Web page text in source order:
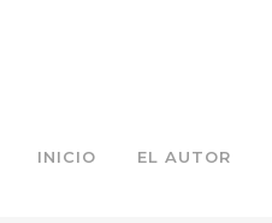
INICIO EL AUTOR